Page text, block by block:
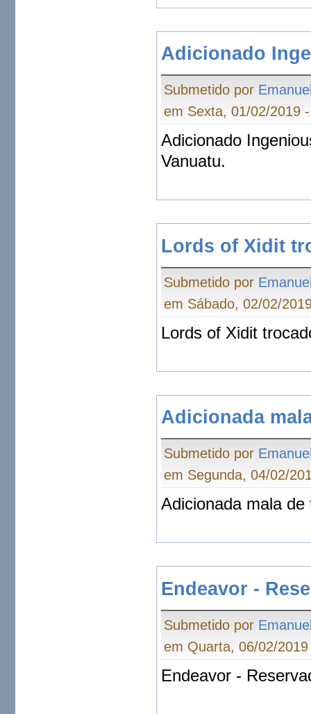
Adicionado
Submetido por
em Sexta, 01/02/2019
Adicionado
Vanuatu.
Lords of Xidit
Submetido por
em Sábado, 02/02/
Lords of Xidit
Adicionada
Submetido por
em Segunda, 04/02/
Adicionada mala
Endeavor -
Submetido por
em Quarta, 06/02/
Endeavor -